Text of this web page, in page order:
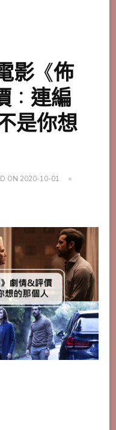
影《佈
：連編
是你想
ON 2020-10-01